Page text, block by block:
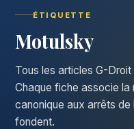
ÉTIQUETTE
Motulsky
Tous les articles G-
Chaque fiche associe
canonique aux arrêts
fondent.